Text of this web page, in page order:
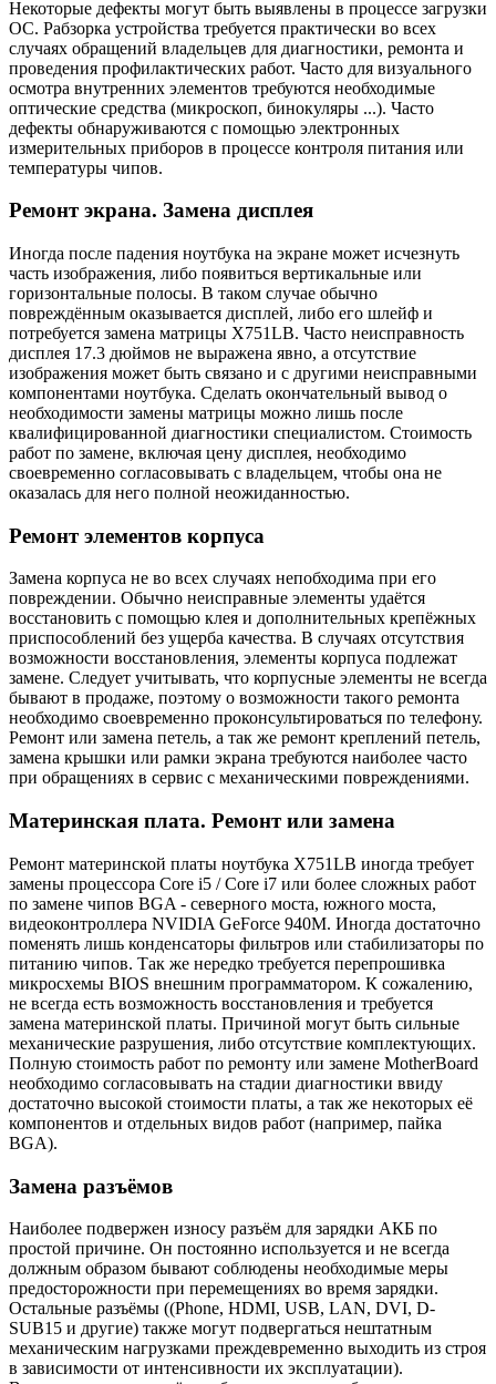
Некоторые дефекты могут быть выявлены в процессе загрузки
ОС. Рабзорка устройства требуется практически во всех
случаях обращений владельцев для диагностики, ремонта и
проведения профилактических работ. Часто для визуального
осмотра внутренних элементов требуются необходимые
оптические средства (микроскоп, бинокуляры ...). Часто
дефекты обнаруживаются с помощью электронных
измерительных приборов в процессе контроля питания или
температуры чипов.
Ремонт экрана. Замена дисплея
Иногда после падения ноутбука на экране может исчезнуть
часть изображения, либо появиться вертикальные или
горизонтальные полосы. В таком случае обычно
повреждённым оказывается дисплей, либо его шлейф и
потребуется замена матрицы X751LB. Часто неисправность
дисплея 17.3 дюймов не выражена явно, а отсутствие
изображения может быть связано и с другими неисправными
компонентами ноутбука. Сделать окончательный вывод о
необходимости замены матрицы можно лишь после
квалифицированной диагностики специалистом. Стоимость
работ по замене, включая цену дисплея, необходимо
своевременно согласовывать с владельцем, чтобы она не
оказалась для него полной неожиданностью.
Ремонт элементов корпуса
Замена корпуса не во всех случаях непобходима при его
повреждении. Обычно неисправные элементы удаётся
восстановить с помощью клея и дополнительных крепёжных
приспособлений без ущерба качества. В случаях отсутствия
возможности восстановления, элементы корпуса подлежат
замене. Следует учитывать, что корпусные элементы не всегда
бывают в продаже, поэтому о возможности такого ремонта
необходимо своевременно проконсультироваться по телефону.
Ремонт или замена петель, а так же ремонт креплений петель,
замена крышки или рамки экрана требуются наиболее часто
при обращениях в сервис с механическими повреждениями.
Материнская плата. Ремонт или замена
Ремонт материнской платы ноутбука X751LB иногда требует
замены процессора Core i5 / Core i7 или более сложных работ
по замене чипов BGA - северного моста, южного моста,
видеоконтроллера NVIDIA GeForce 940M. Иногда достаточно
поменять лишь конденсаторы фильтров или стабилизаторы по
питанию чипов. Так же нередко требуется перепрошивка
микросхемы BIOS внешним программатором. К сожалению,
не всегда есть возможность восстановления и требуется
замена материнской платы. Причиной могут быть сильные
механические разрушения, либо отсутствие комплектующих.
Полную стоимость работ по ремонту или замене MotherBoard
необходимо согласовывать на стадии диагностики ввиду
достаточно высокой стоимости платы, а так же некоторых её
компонентов и отдельных видов работ (например, пайка
BGA).
Замена разъёмов
Наиболее подвержен износу разъём для зарядки АКБ по
простой причине. Он постоянно используется и не всегда
должным образом бывают соблюдены необходимые меры
предосторожности при перемещениях во время зарядки.
Остальные разъёмы ((Phone, HDMI, USB, LAN, DVI, D-
SUB15 и другие) также могут подвергаться нештатным
механическим нагрузками преждевременно выходить из строя
в зависимости от интенсивности их эксплуатации).